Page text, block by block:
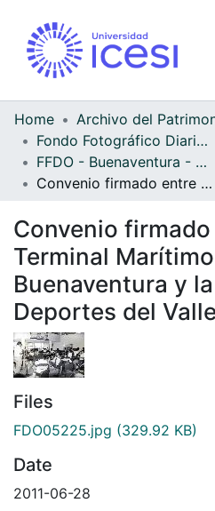
Home
Fondo Fotográfico Diario Occidente
FFDO - Buenaventura - Patrimonial
Convenio firmado entre el Terminal Marítimo de Buenaventura y la Regional de Deportes del Valle
Convenio
Terminal
Buenaventura y
Deportes del Valle
Files
FDO05225.jpg (329.92 KB)
Date
2011-06-28